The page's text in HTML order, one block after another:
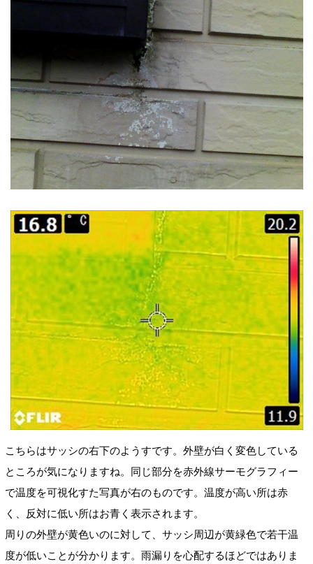
こちらはサッシの右下のようすです。外壁が白く変色している
ところが気になりますね。同じ部分を赤外線サーモグラフィー
で温度を可視化すた写真が右のものです。温度が高い所は赤
く、反対に低い所はお青く表示されます。
周りの外壁が黄色いのに対して、サッシ周辺が黄緑色で若干温
度が低いことが分かります。雨漏りを心配するほどではありま